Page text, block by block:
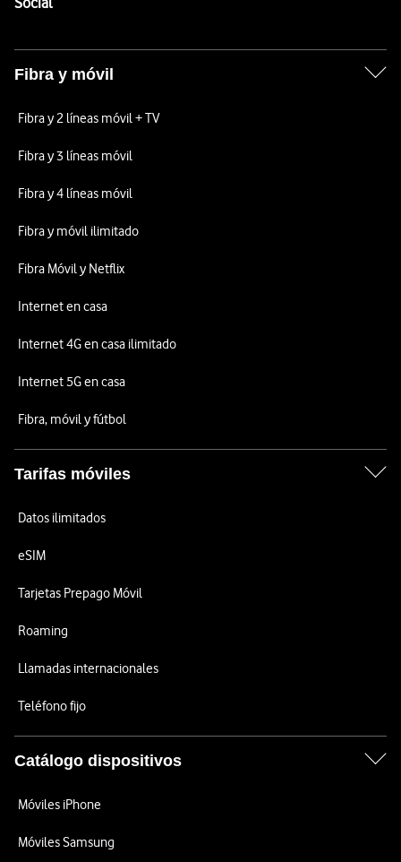
Fibra y móvil
Fibra y 2 líneas móvil + TV
Fibra y 3 líneas móvil
Fibra y 4 líneas móvil
Fibra y móvil ilimitado
Fibra Móvil y Netflix
Internet en casa
Internet 4G en casa ilimitado
Internet 5G en casa
Fibra, móvil y fútbol
Tarifas móviles
Datos ilimitados
eSIM
Tarjetas Prepago Móvil
Roaming
Llamadas internacionales
Teléfono fijo
Catálogo dispositivos
Móviles iPhone
Móviles Samsung